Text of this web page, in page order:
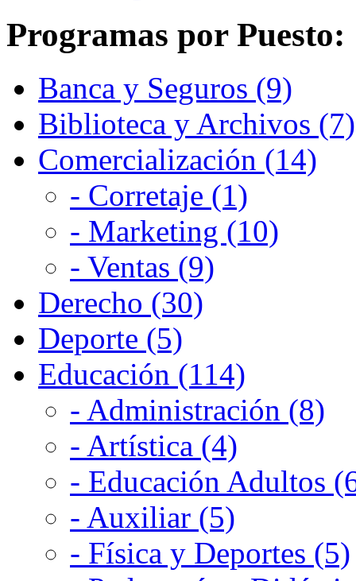
Programas por Puesto:
Banca y Seguros (9)
Biblioteca y Archivos (7)
Comercialización (14)
- Corretaje (1)
- Marketing (10)
- Ventas (9)
Derecho (30)
Deporte (5)
Educación (114)
- Administración (8)
- Artística (4)
- Educación Adultos
- Auxiliar (5)
- Física y Deportes (5)